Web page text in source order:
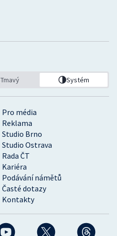
Pro média
Reklama
Studio Brno
Studio Ostrava
Rada ČT
Kariéra
Podávání námětů
Časté dotazy
Kontakty
Tmavý Systém